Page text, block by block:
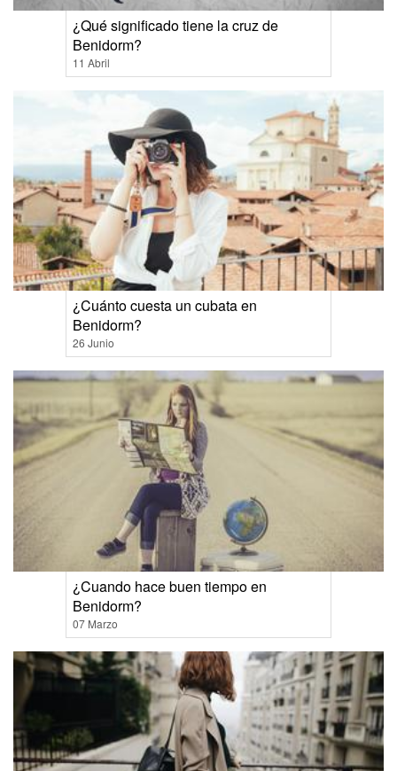
¿Qué significado tiene la cruz de
Benidorm?
11 Abril
¿Cuánto cuesta un cubata en
Benidorm?
26 Junio
¿Cuando hace buen tiempo en
Benidorm?
07 Marzo